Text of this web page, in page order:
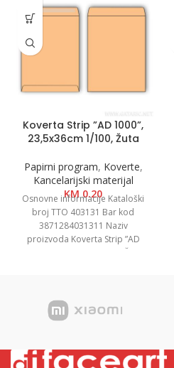
Koverta Strip ”AD 1000”,
23,5x36cm 1/100, Žuta
Papirni program, Koverte,
Kancelarijski materijal
KM0.20
Osnovne informacije Kataloški
broj TTO 403131 Bar kod
3871284031311 Naziv
proizvoda Koverta Strip ”AD
1000”, 23,5x36cm 1/100, Žuta